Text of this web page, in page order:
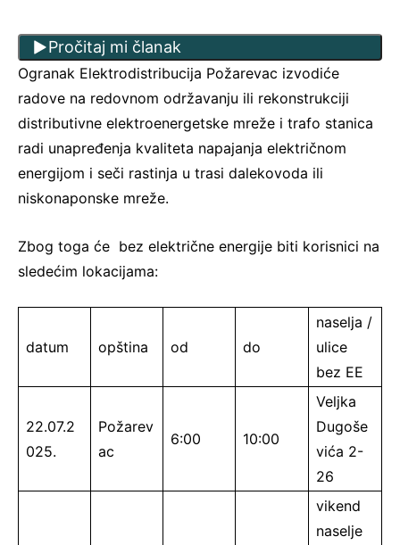
Pročitaj mi članak
Ogranak Elektrodistribucija Požarevac izvodiće
radove na redovnom održavanju ili rekonstrukciji
distributivne elektroenergetske mreže i trafo stanica
radi unapređenja kvaliteta napajanja električnom
energijom i seči rastinja u trasi dalekovoda ili
niskonaponske mreže.
Zbog toga će bez električne energije biti korisnici na
sledećim lokacijama:
datum opština od do
naselja /
ulice
bez EE
22.07.2
025.
Požarev
ac
6:00 10:00
Veljka
Dugoše
vića 2-
26
vikend
naselje